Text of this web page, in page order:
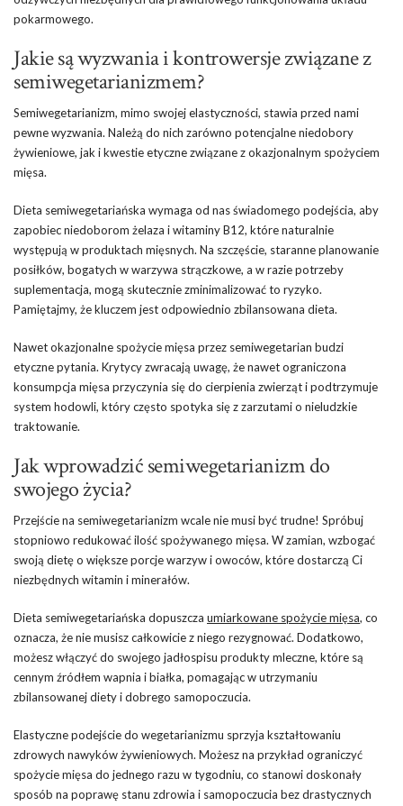
pokarmowego.
Jakie są wyzwania i kontrowersje związane z
semiwegetarianizmem?
Semiwegetarianizm, mimo swojej elastyczności, stawia przed nami
pewne wyzwania. Należą do nich zarówno potencjalne niedobory
żywieniowe, jak i kwestie etyczne związane z okazjonalnym spożyciem
mięsa.
Dieta semiwegetariańska wymaga od nas świadomego podejścia, aby
zapobiec niedoborom żelaza i witaminy B12, które naturalnie
występują w produktach mięsnych. Na szczęście, staranne planowanie
posiłków, bogatych w warzywa strączkowe, a w razie potrzeby
suplementacja, mogą skutecznie zminimalizować to ryzyko.
Pamiętajmy, że kluczem jest odpowiednio zbilansowana dieta.
Nawet okazjonalne spożycie mięsa przez semiwegetarian budzi
etyczne pytania. Krytycy zwracają uwagę, że nawet ograniczona
konsumpcja mięsa przyczynia się do cierpienia zwierząt i podtrzymuje
system hodowli, który często spotyka się z zarzutami o nieludzkie
traktowanie.
Jak wprowadzić semiwegetarianizm do
swojego życia?
Przejście na semiwegetarianizm wcale nie musi być trudne! Spróbuj
stopniowo redukować ilość spożywanego mięsa. W zamian, wzbogać
swoją dietę o większe porcje warzyw i owoców, które dostarczą Ci
niezbędnych witamin i minerałów.
Dieta semiwegetariańska dopuszcza umiarkowane spożycie mięsa, co
oznacza, że nie musisz całkowicie z niego rezygnować. Dodatkowo,
możesz włączyć do swojego jadłospisu produkty mleczne, które są
cennym źródłem wapnia i białka, pomagając w utrzymaniu
zbilansowanej diety i dobrego samopoczucia.
Elastyczne podejście do wegetarianizmu sprzyja kształtowaniu
zdrowych nawyków żywieniowych. Możesz na przykład ograniczyć
spożycie mięsa do jednego razu w tygodniu, co stanowi doskonały
sposób na poprawę stanu zdrowia i samopoczucia bez drastycznych